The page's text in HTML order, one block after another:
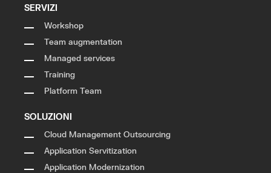
SERVIZI
Workshop
Team augmentation
Managed services
Training
Platform Team
SOLUZIONI
Cloud Management Outsourcing
Application Servitization
Application Modernization